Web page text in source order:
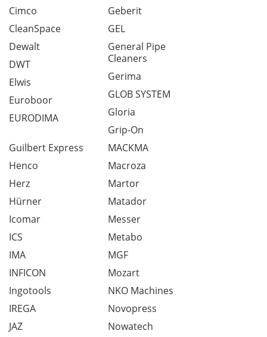
Cimco
CleanSpace
Dewalt
DWT
Elwis
Euroboor
EURODIMA
Geberit
GEL
General Pipe
Cleaners
Gerima
GLOB SYSTEM
Gloria
Grip-On
Guilbert Express
Henco
Herz
Hürner
Icomar
ICS
IMA
INFICON
Ingotools
IREGA
JAZ
MACKMA
Macroza
Martor
Matador
Messer
Metabo
MGF
Mozart
NKO Machines
Novopress
Nowatech